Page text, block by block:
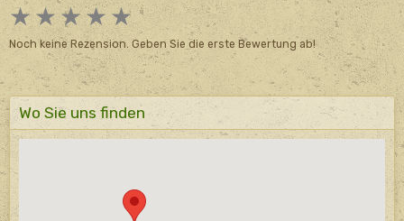
★★★★★
Noch keine Rezension. Geben Sie die erste Bewertung ab!
Wo Sie uns finden